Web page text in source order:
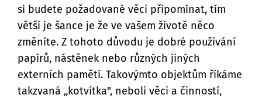
si budete požadované věci připomínat, tím
větší je šance je že ve vašem životě něco
změníte. Z tohoto důvodu je dobré používání
papírů, nástěnek nebo různých jiných
externích pamětí. Takovýmto objektům říkáme
takzvaná „kotvítka", neboli věci a činností,